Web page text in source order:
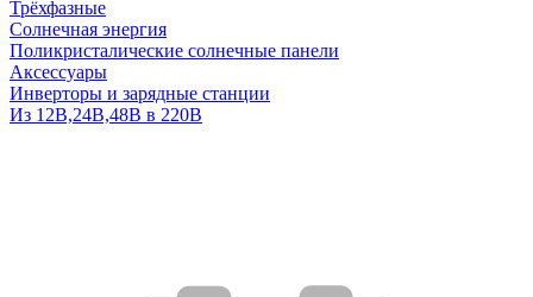
Трёхфазные
Солнечная энергия
Поликристалические солнечные панели
Аксессуары
Инверторы и зарядные станции
Из 12В,24В,48В в 220В